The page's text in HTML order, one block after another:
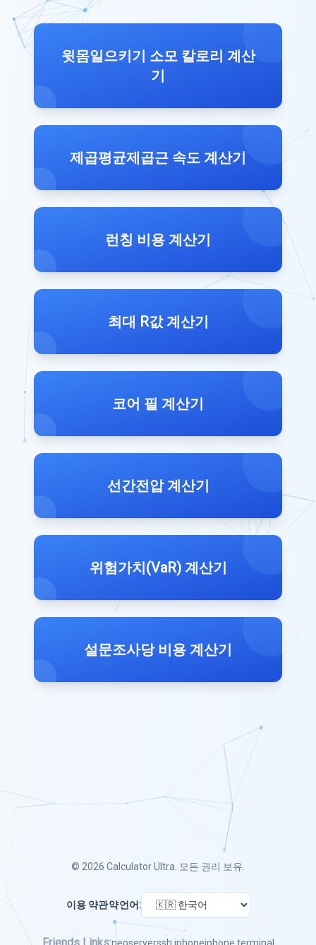
윗몸일으키기 소모 칼로리 계산
기
제곱평균제곱근 속도 계산기
런칭 비용 계산기
최대 R값 계산기
코어 필 계산기
선간전압 계산기
위험가치(VaR) 계산기
설문조사당 비용 계산기
© 2026 Calculator Ultra . 모든 권리 보유.
이용 약관약언어:
Friends Links:neoserverssh iphoneiphone terminal